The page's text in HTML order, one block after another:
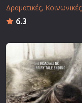
Δραματικές Κοινωνικές
6.3